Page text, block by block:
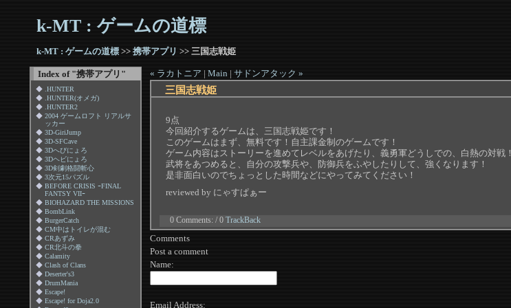
k-MT : ゲームの道標
k-MT : ゲームの道標>>携帯アプリ>> 三国志戦姫
Index of "携帯アプリ"
◆ .HUNTER
◆ .HUNTER(オメガ)
◆ .HUNTER2
◆ 2004 ゲームロフト リアルサ
ッカー
◆ 3D-GiriJump
◆ 3D‐SFCave
◆ 3Dへびにょろ
◆ 3Dヘビにょろ
◆ 3D剣劇格闘斬心
◆ 3次元15パズル
◆ BEFORE CRISIS ｰFINAL
FANTSY VIIｰ
◆ BIOHAZARD THE MISSIONS
◆ BombLink
◆ BurgerCatch
◆ CM中はトイレが混む
◆ CRあずみ
◆ CR北斗の拳
◆ Calamity
◆ Clash of Clans
◆ Deserter's3
◆ DrumMania
◆ Escape!
◆ Escape! for Doja2.0
« ラカトニア|Main|サドンアタック »
三国志戦姫
9点
今回紹介するゲームは、三国志戦姫です！
このゲームはまず、無料です！自主課金制のゲームです！
ゲーム内容はストーリーを進めてレベルをあげたり、義勇軍どうしでの、白熱の対戦！
武将をあつめると、自分の攻撃兵や、防御兵をふやしたりして、強くなります！
是非面白いのでちょっとした時間などにやってみてください！
reviewed by にゃすぱぁー
0 Comments: / 0 TrackBack
Comments
Post a comment
Name:
Email Address: